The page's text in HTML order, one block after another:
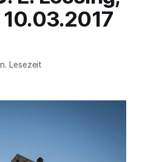
Lesezeit